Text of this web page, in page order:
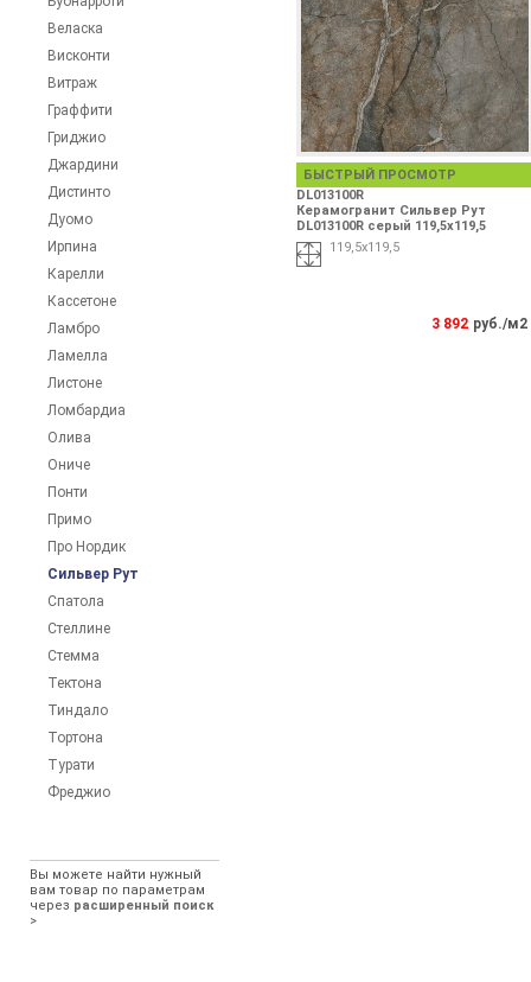
Веласка
Висконти
Витраж
Граффити
Гриджио
Джардини
Дистинто
Дуомо
Ирпина
Карелли
Кассетоне
Ламбро
Ламелла
Листоне
Ломбардиа
Олива
Ониче
Понти
Примо
Про Нордик
Сильвер Рут
Спатола
Стеллине
Стемма
Тектона
Тиндало
Тортона
Турати
Фреджио
Вы можете найти нужный
вам товар по параметрам
через расширенный поиск
>
БЫСТРЫЙ ПРОСМОТР
DL013100R
Керамогранит Сильвер Рут
DL013100R серый 119,5х119,5
119,5х119,5
3 892 руб./м2